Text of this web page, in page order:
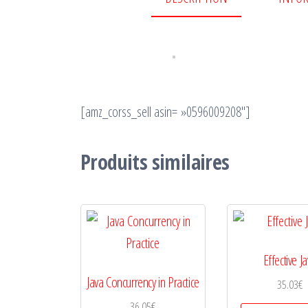
[amz_corss_sell asin= »0596009208″]
Produits similaires
Java Concurrency in Practice
Effective
35.03€